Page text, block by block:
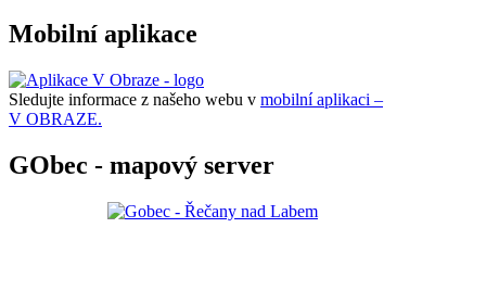
Mobilní aplikace
Sledujte informace z našeho webu v mobilní aplikaci –
V OBRAZE.
GObec - mapový server